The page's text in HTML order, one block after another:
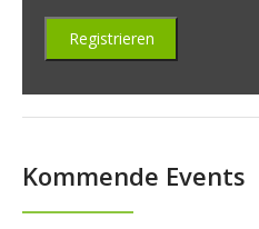
Kommende Events